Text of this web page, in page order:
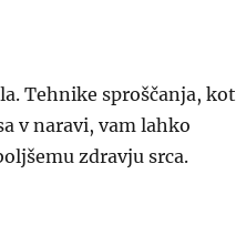
Tehnike sproščanja, kot
v naravi, vam lahko
zdravju srca.